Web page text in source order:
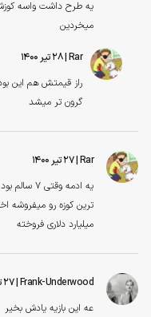
یه طرح داشت واسه
میخردین
Rar | ۲۸ تیر ۱۴۰۰
راز قیمتش هم این
گرون تر میشد
Rar | ۲۷ تیر ۱۴۰۰
یه ادمه
ترین کوزه رو میفروشه
میلیارد دلاری فروخته
Frank-Underwood | ۲۷ تیر ۱۴۰۰
عه این بازیه یادش بخیر